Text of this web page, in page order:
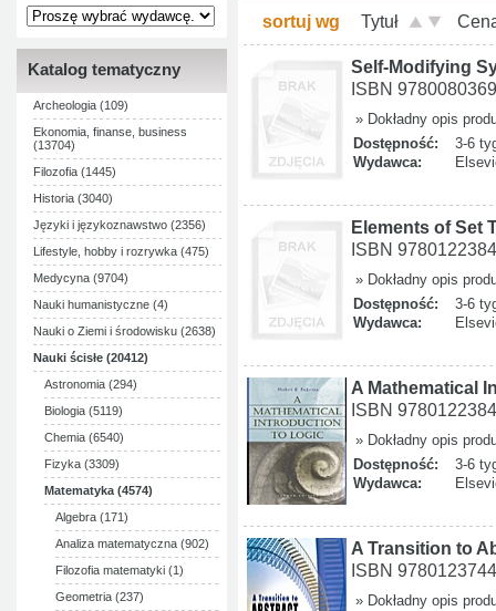
Katalog tematyczny
Archeologia (109)
Ekonomia, finanse, business
(13704)
Filozofia (1445)
Historia (3040)
Języki i językoznawstwo (2356)
Lifestyle, hobby i rozrywka (475)
Medycyna (9704)
Nauki humanistyczne (4)
Nauki o Ziemi i środowisku (2638)
Nauki ścisłe (20412)
Astronomia (294)
Biologia (5119)
Chemia (6540)
Fizyka (3309)
Matematyka (4574)
Algebra (171)
Analiza matematyczna (902)
Filozofia matematyki (1)
Geometria (237)
sortuj wg Tytuł
Self-Modifying
ISBN
» Dokładny opis
Dostępność:
3-6
Wydawca:
Elements of Set
ISBN
» Dokładny opis
Dostępność:
3-6
Wydawca:
A Mathematical
ISBN
» Dokładny opis
Dostępność:
3-6
Wydawca:
A Transition to
ISBN
» Dokładny opis